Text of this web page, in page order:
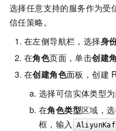
选择任意支持的服务作为受
信任策略。
在左侧导航栏，选择身
在角色页面，单击创建
在创建角色面板，创建
选择可信实体类型为
在角色类型区域，
框，输入